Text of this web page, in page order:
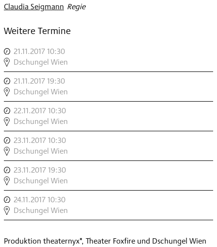
Claudia Seigmann: Regie
Weitere Termine
21.11.2017 10:30
DREIHUNDERTFÜNFUNDSECHZIG+
,
Dschungel Wien
21.11.2017 19:30
DREIHUNDERTFÜNFUNDSECHZIG+
,
Dschungel Wien
22.11.2017 10:30
DREIHUNDERTFÜNFUNDSECHZIG+
,
Dschungel Wien
23.11.2017 10:30
DREIHUNDERTFÜNFUNDSECHZIG+
,
Dschungel Wien
23.11.2017 19:30
DREIHUNDERTFÜNFUNDSECHZIG+
,
Dschungel Wien
24.11.2017 10:30
DREIHUNDERTFÜNFUNDSECHZIG+
,
Dschungel Wien
Produktion theaternyx*, Theater Foxfire und Dschungel Wien